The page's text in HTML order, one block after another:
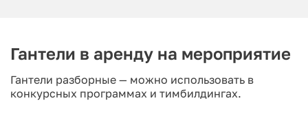
Гантели в аренду на мероприятие
Гантели разборные — можно использовать в
конкурсных программах и тимбилдингах.